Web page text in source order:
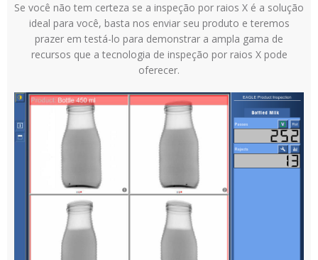
Se você não tem certeza se a inspeção por raios X é a solução
ideal para você, basta nos enviar seu produto e teremos
prazer em testá-lo para demonstrar a ampla gama de
recursos que a tecnologia de inspeção por raios X pode
oferecer.